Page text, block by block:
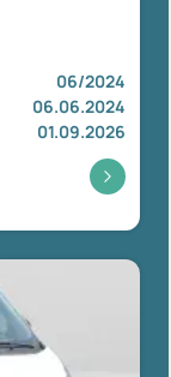
06/2024
06.06.2024
01.09.2026